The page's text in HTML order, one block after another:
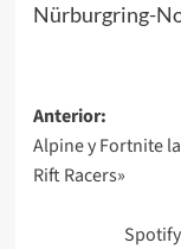
Nürburgring-
de
entradas
Anterior:
Alpine y Fortnite
Rift Racers»